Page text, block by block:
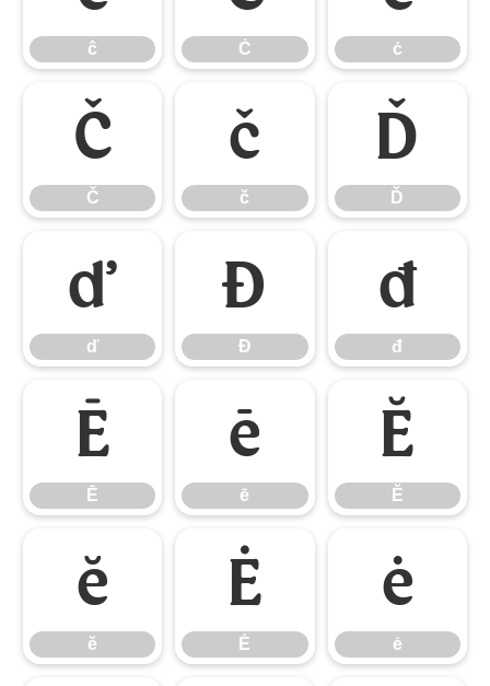
ĉ Ċ ċ
Č
Č
č
č
Ď
Ď
ď
ď
Đ
Đ
đ
đ
Ē
Ē
ē
ē
Ĕ
Ĕ
ĕ
ĕ
Ė
Ė
ė
ė